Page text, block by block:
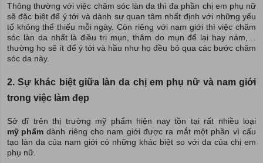
Thông thường với việc chăm sóc làn da thì đa phần chị em phụ nữ
sẽ đặc biệt để ý tới và dành sự quan tâm nhất định với những yếu
tố không thể thiếu mỗi ngày. Còn riêng với nam giới thì việc chăm
sóc làn da nhất là điều trị mụn, thâm do mụn để lại hay nám,…
thường họ sẽ ít để ý tới và hầu như họ đều bỏ qua các bước chăm
sóc da này.
2. Sự khác biệt giữa làn da chị em phụ nữ và nam giới
trong việc làm đẹp
Sở dĩ trên thị trường mỹ phẩm hiện nay tồn tại rất nhiều loại
mỹ phẩm dành riêng cho nam giới được ra mắt một phần vì cấu
tạo làn da của nam giới có những khác biệt so với da của chị em
phụ nữ.